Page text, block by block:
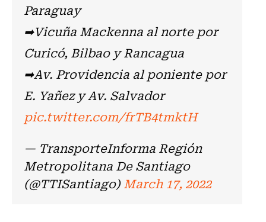
Paraguay
➡Vicuña Mackenna al norte por
Curicó, Bilbao y Rancagua
➡Av. Providencia al poniente por
E. Yañez y Av. Salvador
pic.twitter.com/frTB4tmktH
— TransporteInforma Región
Metropolitana De Santiago
(@TTISantiago)March 17, 2022